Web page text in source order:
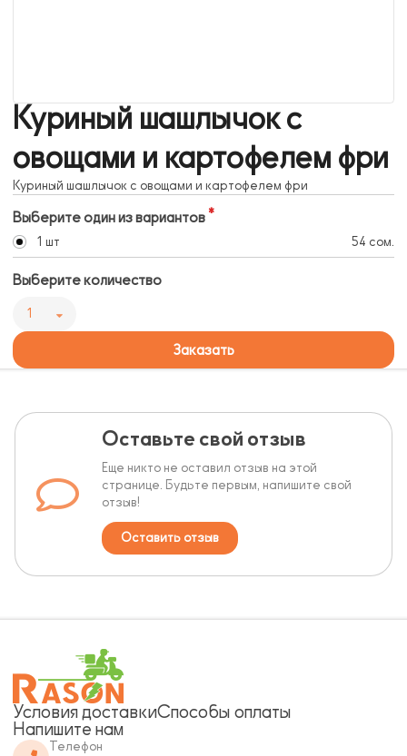
Куриный шашлычок с
овощами и картофелем фри
Куриный шашлычок с овощами и картофелем фри
Выберите один из вариантов
1 шт 54 сом.
Выберите количество
1
Заказать
Оставьте свой отзыв
Еще никто не оставил отзыв на этой
странице. Будьте первым, напишите свой
отзыв!
Оставить отзыв
Условия доставкиСпособы оплаты
Напишите нам
Телефон